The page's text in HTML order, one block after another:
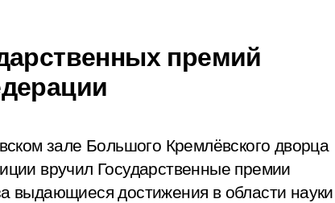
премий
зале Большого Кремлёвского дворца
вручил Государственные премии
выдающиеся достижения в области науки